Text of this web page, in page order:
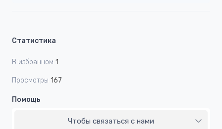
Статистика
В избранном 1
Просмотры 167
Помощь
Чтобы связаться с нами